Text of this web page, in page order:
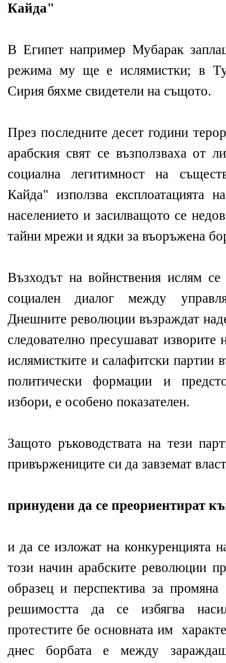
Кайда"
В Египет например Мубарак
режима му ще е ислямистки; в
Сирия бяхме свидетели на същото.
През последните десет години
арабския свят се възползваха от
социална легитимност на
Кайда" използва експлоатацията
населението и засилващото се
тайни мрежи и ядки за въоръжена
Възходът на войнствения ислям
социален диалог между
Днешните революции възраждат
следователно пресушават изворите
ислямистките и салафитски партии
политически формации и
избори, е особено показателен.
Защото ръководствата на тези
привържениците си да завземат
принудени да се преориентират
и да се изложат на конкуренцията
този начин арабските революции
образец и перспектива за
решимостта да се избягва
протестите бе основната им
днес борбата е между